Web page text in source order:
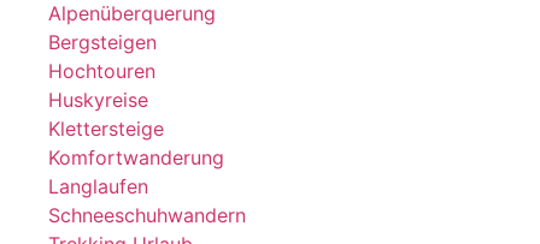
Alpenüberquerung
Bergsteigen
Hochtouren
Huskyreise
Klettersteige
Komfortwanderung
Langlaufen
Schneeschuhwandern